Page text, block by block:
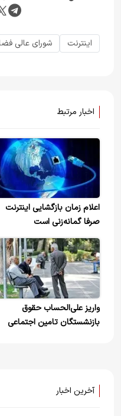
اینترنت شورای عالی
اخبار مرتبط
اعلام زمان بازگشایی اینترنت
صرفا گمانه‌زنی است
واریز علی‌الحساب حقوق
بازنشستگان تامین اجتماعی
آخرین اخبار